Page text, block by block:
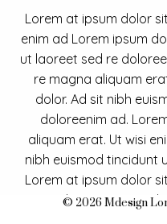
Lorem at ipsum dolor
enim ad Lorem ipsum
ut laoreet sed re
re magna aliquam
dolor. Ad sit nibh
doloreenim ad.
aliquam erat. Ut wisi
nibh euismod tincidunt
Lorem at ipsum dolor
enim ad Lorem ipsum
© 2026 Mdesign